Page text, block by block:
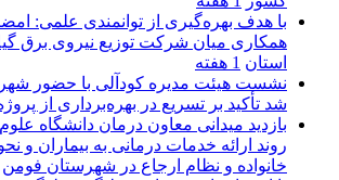
با هدف بهره‌گیری از توانمندی علمی:
همكاری میان شركت توزیع نیروی برق
استان 1 هفته
نشست هیئت مدیره کودآلی با حضور
شد تأکید بر تسریع در بهره‌برداری از
بازدید میدانی معاون درمان دانشگاه
روند ارائه خدمات درمانی به بیماران و
خانواده و نظام ارجاع در شهرستان فومن